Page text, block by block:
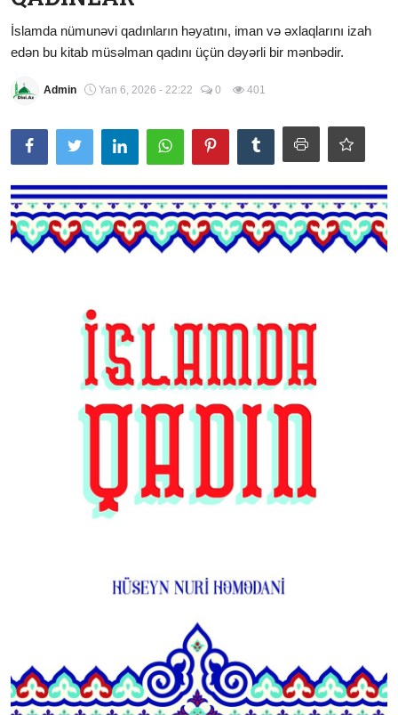
Şübhələrə Cavab
Xəbərlər
Digər
Namaz
Əhkam
Qalereya
İslamda nümunəvi qadınların həyatını, iman və əxlaqlarını izah
edən bu kitab müsəlman qadını üçün dəyərli bir mənbədir.
Admin Yan 6, 2026 - 22:22 0 401